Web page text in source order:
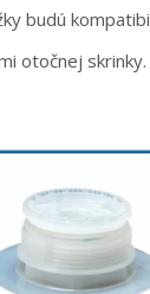
budú
otočnej skrinky.